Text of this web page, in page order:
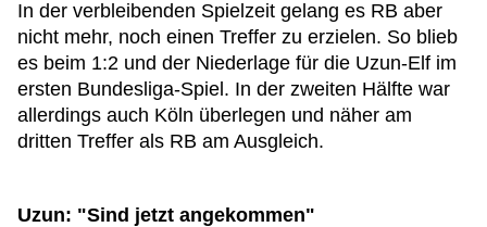
In der verbleibenden Spielzeit gelang es RB aber
nicht mehr, noch einen Treffer zu erzielen. So blieb
es beim 1:2 und der Niederlage für die Uzun-Elf im
ersten Bundesliga-Spiel. In der zweiten Hälfte war
allerdings auch Köln überlegen und näher am
dritten Treffer als RB am Ausgleich.
Uzun: "Sind jetzt angekommen"